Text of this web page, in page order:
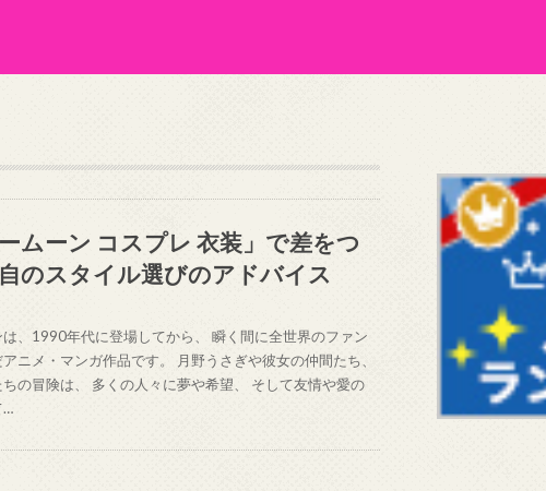
ームーン コスプレ 衣装」で差をつ
のスタイル選びのアドバイス
、1990年代に登場してから、 瞬く間に全世界のファン
ニメ・マンガ作品です。 月野うさぎや彼女の仲間たち、
の冒険は、 多くの人々に夢や希望、 そして友情や愛の
…